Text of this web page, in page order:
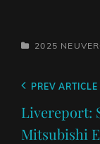
CATEGORIES
2025
Previous
Post
PREV ARTICLE
Livereport:
Mitsubishi